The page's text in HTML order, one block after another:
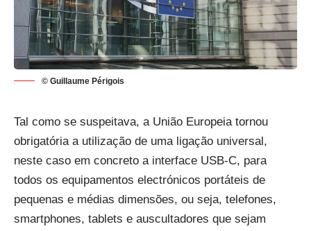
© Guillaume Périgois
Tal como se suspeitava, a União Europeia tornou
obrigatória a utilização de uma ligação universal,
neste caso em concreto a interface USB-C, para
todos os equipamentos electrónicos portáteis de
pequenas e médias dimensões, ou seja, telefones,
smartphones, tablets e auscultadores que sejam